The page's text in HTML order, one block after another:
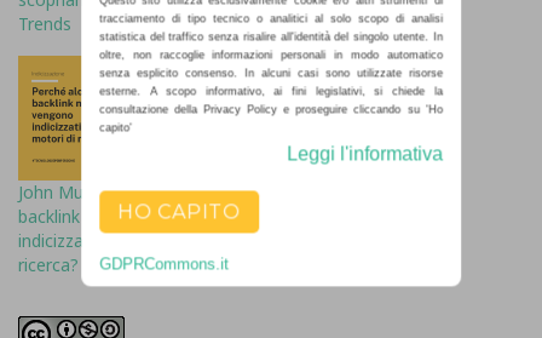
Trends
John Mueller: Perché alcuni
backlink non vengono
indicizzati dai motori di
ricerca?
tracciamento di tipo tecnico o analitici al solo scopo di analisi
statistica del traffico senza risalire all'identità del singolo utente. In
oltre, non raccoglie informazioni personali in modo automatico
senza esplicito consenso. In alcuni casi sono utilizzate risorse
esterne. A scopo informativo, ai fini legislativi, si chiede la
consultazione della Privacy Policy e proseguire cliccando su 'Ho
capito'
Leggi l'informativa
HO CAPITO
GDPRCommons.it